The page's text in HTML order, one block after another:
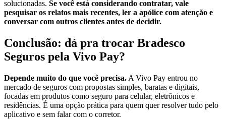
solucionadas. Se você está considerando contratar, vale
pesquisar os relatos mais recentes, ler a apólice com atenção e
conversar com outros clientes antes de decidir.
Conclusão: dá pra trocar Bradesco
Seguros pela Vivo Pay?
Depende muito do que você precisa. A Vivo Pay entrou no
mercado de seguros com propostas simples, baratas e digitais,
focadas em produtos como seguro para celular, eletrônicos e
residências. É uma opção prática para quem quer resolver tudo pelo
aplicativo e sem falar com o corretor.